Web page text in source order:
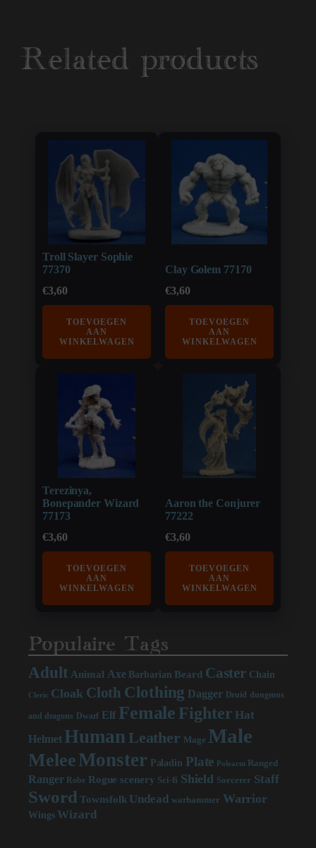
Related products
Troll Slayer Sophie
77370
€3,60
TOEVOEGEN
AAN
WINKELWAGEN
Clay Golem 77170
€3,60
TOEVOEGEN
AAN
WINKELWAGEN
Terezinya,
Bonepander Wizard
77173
€3,60
TOEVOEGEN
AAN
WINKELWAGEN
Aaron the Conjurer
77222
€3,60
TOEVOEGEN
AAN
WINKELWAGEN
Populaire Tags
Adult Animal Axe Barbarian Beard Caster Chain
Cleric Cloak Cloth Clothing Dagger Druid dungeons
and dragons Dwarf Elf FemaleFighter Hat
Helmet HumanLeather Mage Male
MeleeMonster Paladin Plate Polearm Ranged
Ranger Robe Rogue scenery Sci-fi Shield Sorcerer Staff
Sword Townsfolk Undead warhammer Warrior
Wings Wizard